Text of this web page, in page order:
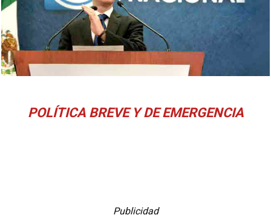
POLÍTICA BREVE Y DE EMERGENCIA
Publicidad